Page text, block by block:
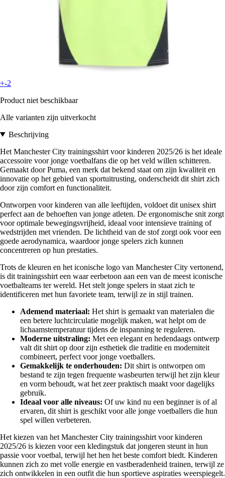
+-2
Product niet beschikbaar
Alle varianten zijn uitverkocht
Beschrijving
Het Manchester City trainingsshirt voor kinderen 2025/26 is het ideale
accessoire voor jonge voetbalfans die op het veld willen schitteren.
Gemaakt door Puma, een merk dat bekend staat om zijn kwaliteit en
innovatie op het gebied van sportuitrusting, onderscheidt dit shirt zich
door zijn comfort en functionaliteit.
Ontworpen voor kinderen van alle leeftijden, voldoet dit unisex shirt
perfect aan de behoeften van jonge atleten. De ergonomische snit zorgt
voor optimale bewegingsvrijheid, ideaal voor intensieve training of
wedstrijden met vrienden. De lichtheid van de stof zorgt ook voor een
goede aerodynamica, waardoor jonge spelers zich kunnen
concentreren op hun prestaties.
Trots de kleuren en het iconische logo van Manchester City vertonend,
is dit trainingsshirt een waar eerbetoon aan een van de meest iconische
voetbalteams ter wereld. Het stelt jonge spelers in staat zich te
identificeren met hun favoriete team, terwijl ze in stijl trainen.
Ademend materiaal: Het shirt is gemaakt van materialen die
een betere luchtcirculatie mogelijk maken, wat helpt om de
lichaamstemperatuur tijdens de inspanning te reguleren.
Moderne uitstraling: Met een elegant en hedendaags ontwerp
valt dit shirt op door zijn esthetiek die traditie en moderniteit
combineert, perfect voor jonge voetballers.
Gemakkelijk te onderhouden: Dit shirt is ontworpen om
bestand te zijn tegen frequente wasbeurten terwijl het zijn kleur
en vorm behoudt, wat het zeer praktisch maakt voor dagelijks
gebruik.
Ideaal voor alle niveaus: Of uw kind nu een beginner is of al
ervaren, dit shirt is geschikt voor alle jonge voetballers die hun
spel willen verbeteren.
Het kiezen van het Manchester City trainingsshirt voor kinderen
2025/26 is kiezen voor een kledingstuk dat jongeren steunt in hun
passie voor voetbal, terwijl het hen het beste comfort biedt. Kinderen
kunnen zich zo met volle energie en vastberadenheid trainen, terwijl ze
zich ontwikkelen in een outfit die hun sportieve aspiraties weerspiegelt.